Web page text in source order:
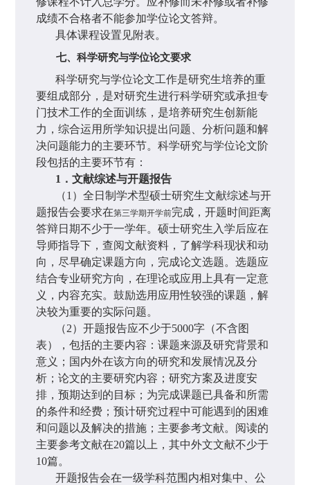
成绩不合格者不能参加学位论文答辩。
具体课程设置见附表。
七、科学研究与学位论文要求
科学研究与学位论文工作是研究生培养的重
要组成部分，是对研究生进行科学研究或承担专
门技术工作的全面训练，是培养研究生创新能
力，综合运用所学知识提出问题、分析问题和解
决问题能力的主要环节。科学研究与学位论文阶
段包括的主要环节有：
1 ．文献综述与开题报告
（1）全日制学术型硕士研究生文献综述与开
题报告会要求在第三学期开学前完成，开题时间距离
答辩日期不少于一学年。硕士研究生入学后应在
导师指导下，查阅文献资料，了解学科现状和动
向，尽早确定课题方向，完成论文选题。选题应
结合专业研究方向，在理论或应用上具有一定意
义，内容充实。鼓励选用应用性较强的课题，解
决较为重要的实际问题。
（2）开题报告应不少于5000字（不含图
表），包括的主要内容：课题来源及研究背景和
意义；国内外在该方向的研究和发展情况及分
析；论文的主要研究内容；研究方案及进度安
排，预期达到的目标；为完成课题已具备和所需
的条件和经费；预计研究过程中可能遇到的困难
和问题以及解决的措施；主要参考文献。阅读的
主要参考文献在20篇以上，其中外文文献不少于
10篇。
开题报告会在一级学科范围内相对集中、公